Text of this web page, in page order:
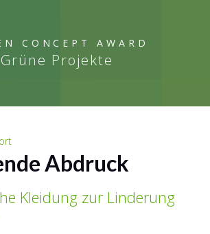
CONCEPT AWARD
Grüne Projekte
Abdruck
Kleidung zur Linderung